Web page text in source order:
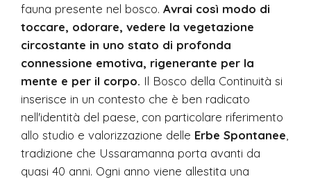
fauna presente nel bosco. Avrai così modo di
toccare, odorare, vedere la vegetazione
circostante in uno stato di profonda
connessione emotiva, rigenerante per la
mente e per il corpo. Il Bosco della Continuità si
inserisce in un contesto che è ben radicato
nell'identità del paese, con particolare riferimento
allo studio e valorizzazione delle Erbe Spontanee
tradizione che Ussaramanna porta avanti da
quasi 40 anni. Ogni anno viene allestita una